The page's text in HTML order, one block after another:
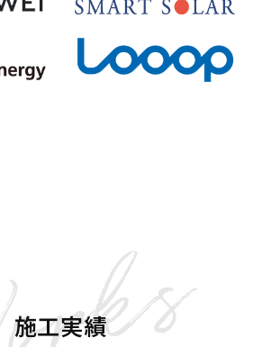
施工実績